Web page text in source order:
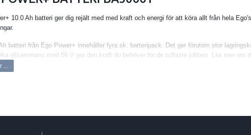
10.0 Ah batteri ger dig rejält med med kraft och energi för att köra allt från hela
batteri från Ego Power+ innehåller fyra sk. batteripack. Det ger förutom stor
tillsammans med 56 V ger den kraft du behöver för de tuffaste jobben. Läs mer om
gör dock batteriet både stort och tungt vilket medför att de flesta maskiner blir
...